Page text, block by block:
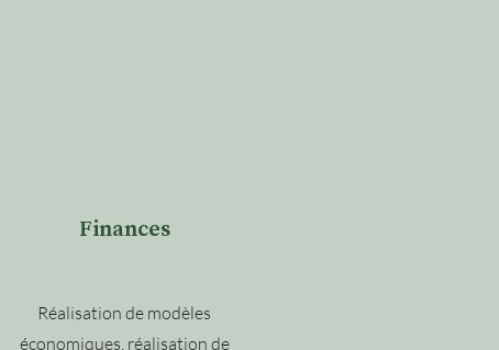
Finances
Réalisation de modèles
économiques, réalisation de